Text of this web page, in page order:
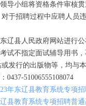
小组将资格条件审核贯
于招聘过程中应聘人员
县人民政府网站进行公
不指定面试辅导用书，
发行的出版物等，均与
51006555108074
年东辽县教育系统专项
县教育系统专项招聘普